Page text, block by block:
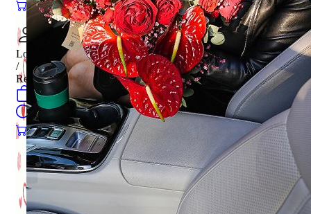
0öğeler 0.00₺
العربية
Login
/
Register
0öğeler
Search
0öğeler 0.00₺